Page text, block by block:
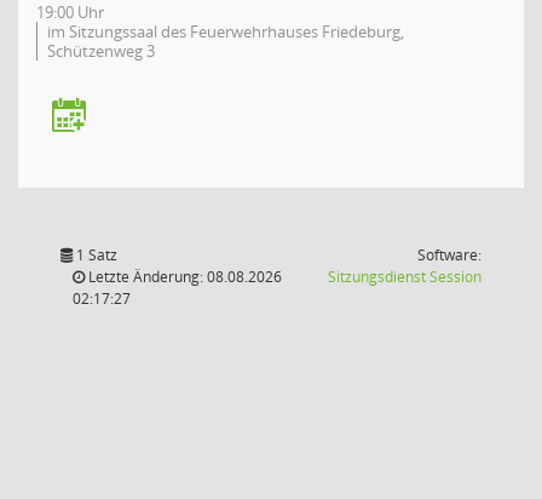
19:00 Uhr
im Sitzungssaal des Feuerwehrhauses Friedeburg,
Schützenweg 3
1 Satz
Letzte Änderung: 08.08.2026
02:17:27
Software:
SitzungsdienstSession(Wird in